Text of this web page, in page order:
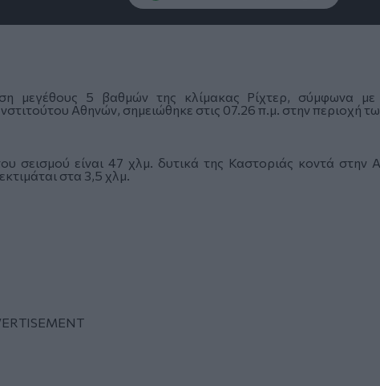
μεγέθους 5 βαθμών της κλίμακας Ρίχτερ, σύμφωνα
Αθηνών, σημειώθηκε στις 07.26 π.μ. στην περιοχή
σεισμού είναι 47 χλμ. δυτικά της Καστοριάς κοντά στην
στα 3,5 χλμ.